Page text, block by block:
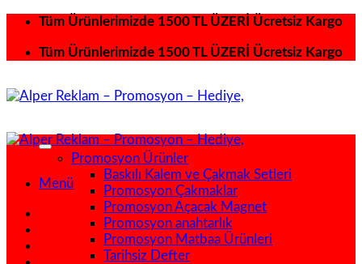
İçeriğeTüm Ürünlerimizde 1500 TL ÜZERİ Ücretsiz Kargo
Tüm Ürünlerimizde 1500 TL ÜZERİ Ücretsiz Kargo
Menü
Promosyon Ürünler
Baskılı Kalem ve Çakmak Setleri
Promosyon Çakmaklar
Promosyon Açacak Magnet
Promosyon anahtarlık
Promosyon Matbaa Ürünleri
Tarihsiz Defter